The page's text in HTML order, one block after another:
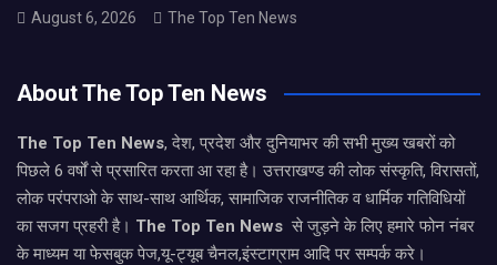
August 6, 2026 The Top Ten News
About The Top Ten News
The Top Ten News, देश, प्रदेश और दुनियाभर की सभी मुख्य खबरों को
पिछले 6 वर्षों से प्रसारित करता आ रहा है। उत्तराखण्ड की लोक संस्कृति, विरासतों,
लोक परंपराओ के साथ-साथ आर्थिक, सामाजिक राजनीतिक व धार्मिक गतिविधियों
का सजग प्रहरी है। The Top Ten News से जुड़ने के लिए हमारे फोन नंबर
के माध्यम या फेसबुक पेज,यू-ट्यूब चैनल,इंस्टाग्राम आदि पर सम्पर्क करे।